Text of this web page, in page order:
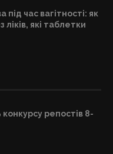
під час вагітності: як
ліків, які таблетки
репостів 8-